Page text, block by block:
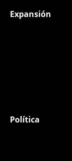
Expansión
Política